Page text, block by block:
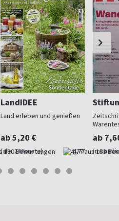
LandIDEE
Land erleben und genießen
ab 5,20 €
(alle 2 Monate) 4,77
ab